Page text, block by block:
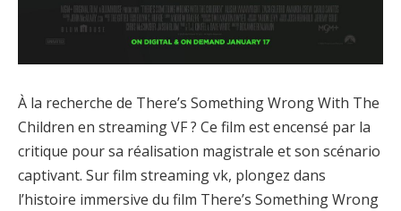
À la recherche de There’s Something Wrong With The
Children en streaming VF ? Ce film est encensé par la
critique pour sa réalisation magistrale et son scénario
captivant. Sur film streaming vk, plongez dans
l’histoire immersive du film There’s Something Wrong